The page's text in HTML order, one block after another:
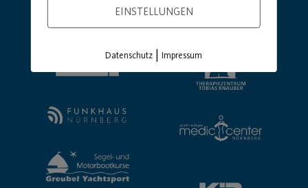
EINSTELLUNGEN
Datenschutz |Impressum